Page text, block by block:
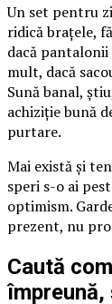
Un set pentru
ridică brațele,
dacă
mult, dacă
Sună banal,
achiziție bună
purtare.
Mai există și
speri s-o ai
optimism.
prezent, nu
Caută
împreună,